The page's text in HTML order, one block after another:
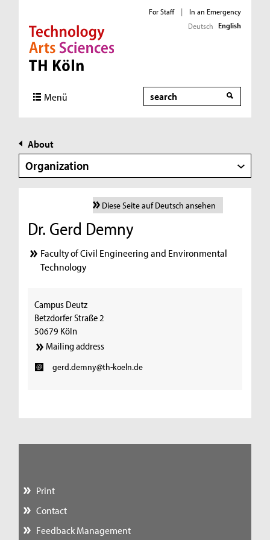
Direkt zur Hauptnavigation
Direkt zur Subnavigation
Direkt zum Inhalt
Direkt zum Fußbereich
For Staff |
In an Emergency
Deutsch English
Menü Search
About
Organization
Diese Seite auf Deutsch ansehen
Dr. Gerd Demny
Faculty of Civil Engineering and Environmental
Technology
Campus Deutz
Betzdorfer Straße 2
50679 Köln
Mailing address
gerd.demny@th-koeln.de
Print
Contact
Feedback Management